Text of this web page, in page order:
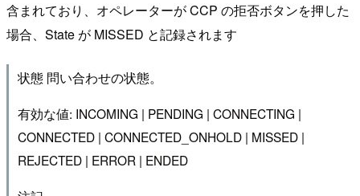
含まれており、オペレーターが CCP の拒否ボタンを押した
場合、State が MISSED と記録されます
状態 問い合わせの状態。
有効な値: INCOMING | PENDING | CONNECTING |
CONNECTED | CONNECTED_ONHOLD | MISSED |
REJECTED | ERROR | ENDED